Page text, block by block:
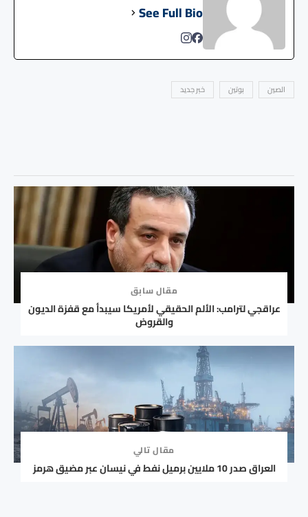
See Full Bio
الصين بوتين خبر جديد
مقال سابق
عراقجي لترامب: الألم الحقيقي لأمريكا سيبدأ مع قفزة الديون
والقروض
مقال تالي
العراق صدر 10 ملايين برميل نفط في نيسان عبر مضيق هرمز